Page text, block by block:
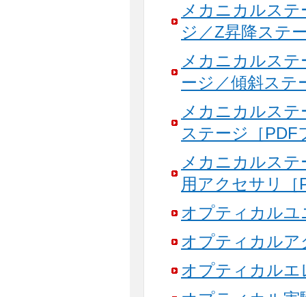
メカニカルス
ジ／Z昇降ステ
メカニカルス
ージ／傾斜ステ
メカニカルス
ステージ［PDF
メカニカルス
用アクセサリ［
オプティカルユ
オプティカルア
オプティカルエ